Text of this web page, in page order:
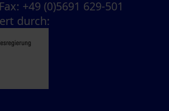
Fax: +49 (0)5691 629-501
durch: